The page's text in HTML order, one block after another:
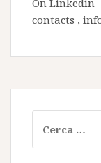
On Linkedin
contacts ,
per: